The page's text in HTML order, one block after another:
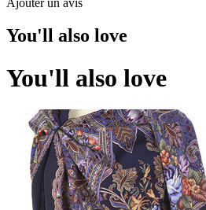
You'll also love
You'll also love